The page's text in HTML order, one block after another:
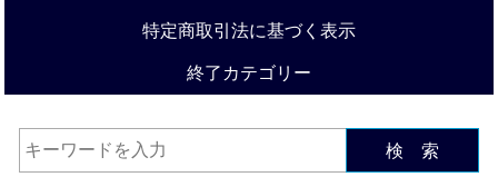
特定商取引法に基づく表示
終了カテゴリー
検 索